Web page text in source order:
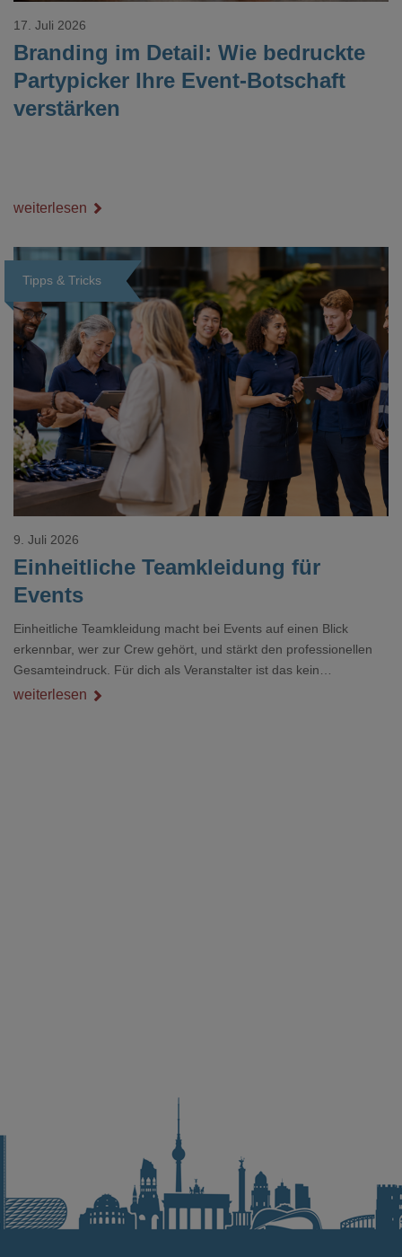
Branding im Detail: Wie bedruckte
Partypicker Ihre Event-Botschaft
verstärken
17. Juli 2026
weiterlesen
Tipps & Tricks
Loading...
Einheitliche Teamkleidung für
Events
9. Juli 2026
Einheitliche Teamkleidung macht bei Events auf einen Blick
erkennbar, wer zur Crew gehört, und stärkt den professionellen
Gesamteindruck. Für dich als Veranstalter ist das kein
Nebenthema: Bei Textilien mit Stickerei oder mehreren
weiterlesen